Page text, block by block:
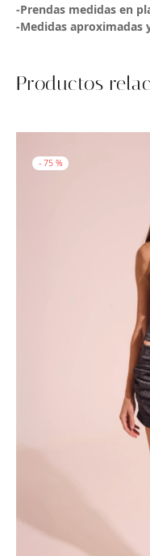
-Prendas medidas en
-Medidas aproximadas
Productos
- 75 %